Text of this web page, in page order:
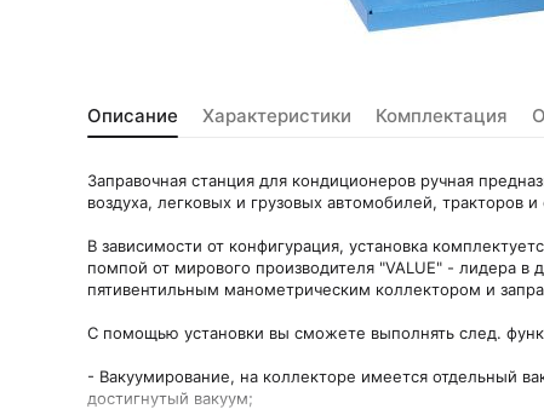
Описание Характеристики Комплектация
Заправочная станция для кондиционеров ручная
воздуха, легковых и грузовых автомобилей, тракторов
В зависимости от конфигурация, установка
помпой от мирового производителя "VALUE" - лидера
пятивентильным манометрическим коллектором и
С помощью установки вы сможете выполнять след.
- Вакуумирование, на коллекторе имеется отдельный
достигнутый вакуум;